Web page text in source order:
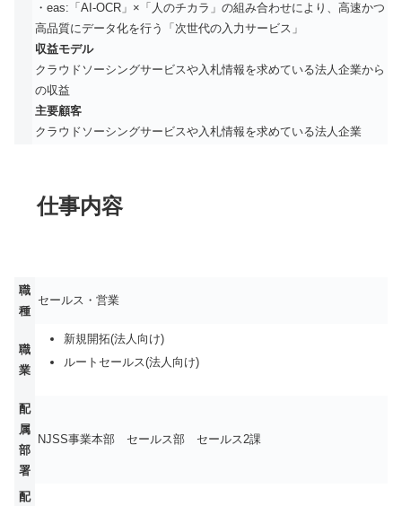
・eas:「AI-OCR」×「人のチカラ」の組み合わせにより、高速かつ
高品質にデータ化を行う「次世代の入力サービス」
収益モデル
クラウドソーシングサービスや入札情報を求めている法人企業から
の収益
主要顧客
クラウドソーシングサービスや入札情報を求めている法人企業
仕事内容
職
種
セールス・営業
職
業
新規開拓(法人向け)
ルートセールス(法人向け)
配
属
部
署
NJSS事業本部 セールス部 セールス2課
配